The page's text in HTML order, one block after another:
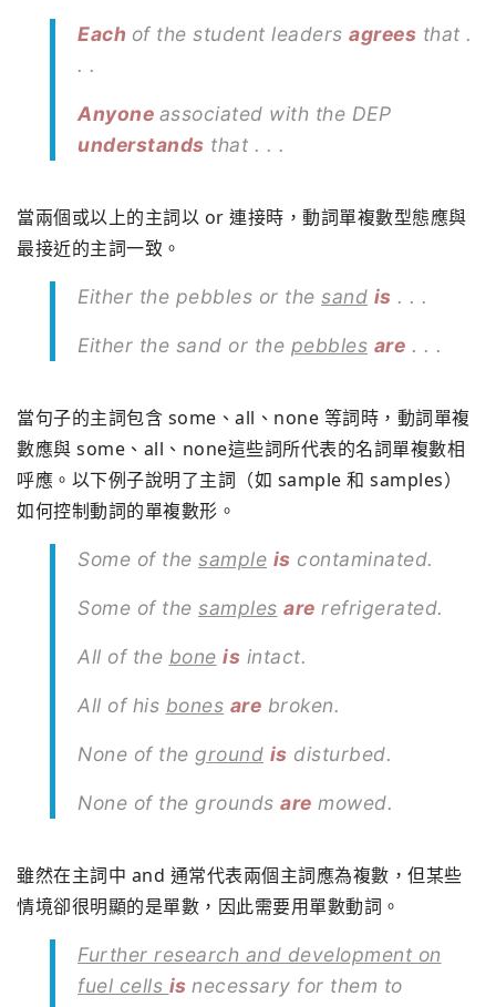
Each of the student leaders agrees that .
. .
Anyone associated with the DEP
understands that . . .
當兩個或以上的主詞以 or 連接時，動詞單複數型態應與
最接近的主詞一致。
Either the pebbles or the sand is . . .
Either the sand or the pebbles are . . .
當句子的主詞包含 some、all、none 等詞時，動詞單複
數應與 some、all、none這些詞所代表的名詞單複數相
呼應。以下例子說明了主詞（如 sample 和 samples）
如何控制動詞的單複數形。
Some of the sample is contaminated.
Some of the samples are refrigerated.
All of the bone is intact.
All of his bones are broken.
None of the ground is disturbed.
None of the grounds are mowed.
雖然在主詞中 and 通常代表兩個主詞應為複數，但某些
情境卻很明顯的是單數，因此需要用單數動詞。
Further research and development on
fuel cells is necessary for them to